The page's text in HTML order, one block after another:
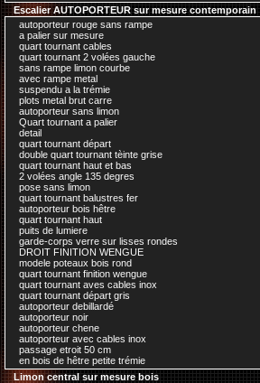
Escalier AUTOPORTEUR sur mesure contemporain
autoporteur rouge sans rampe
a palier sur mesure
quart tournant cables
quart tournant 2 volées gauche
sans rampe limon courbe
avec rampe metal
suspendu a la trémie
plots metal brut carre
autoporteur sans limon
Quart tournant a palier
detail
quart tournant départ
double quart tournant tèinte grise
quart tournant haut et bas
2 volées angle 135 degres
pose sans limon
quart tournant balustres fer
autoporteur bois hêtre
quart tournant haut
puits de lumiere
garde-corps verre sur lisses rondes
DROIT FINITION WENGUE
modele poteaux bois rond
quart tournant finition wengue
quart tournant aves cables inox
quart tournant départ gris
autoporteur debillardé
autoporteur noir
autoporteur chene
autoporteur avec cables inox
passage etroit 50 cm
en bois de hêtre petite trémie
Limon central sur mesure bois